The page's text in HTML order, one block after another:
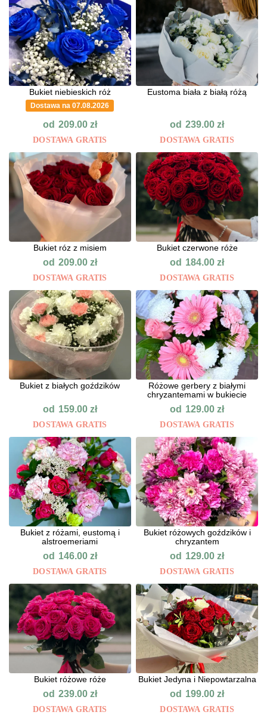
Bukiet niebieskich róż
Dostawa na 07.08.2026
od 209.00 zł
DOSTAWA GRATIS
Eustoma biała z białą różą
od 239.00zł
DOSTAWA GRATIS
Bukiet róz z misiem
od 209.00 zł
DOSTAWA GRATIS
Bukiet czerwone róże
od 184.00zł
DOSTAWA GRATIS
Bukiet z białych goździków
od 159.00 zł
DOSTAWA GRATIS
Różowe gerbery z białymi
chryzantemami w bukiecie
od 129.00zł
DOSTAWA GRATIS
Bukiet z różami, eustomą i
alstroemeriami
od 146.00 zł
DOSTAWA GRATIS
Bukiet różowych goździków i
chryzantem
od 129.00zł
DOSTAWA GRATIS
Bukiet różowe róże
od 239.00 zł
DOSTAWA GRATIS
Bukiet Jedyna i Niepowtarzalna
od 199.00zł
DOSTAWA GRATIS